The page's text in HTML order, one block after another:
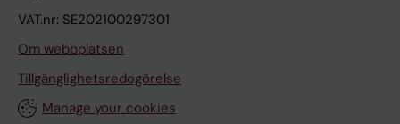
VAT.nr: SE202100297301
Om webbplatsen
Tillgänglighetsredogörelse
Manage your cookies